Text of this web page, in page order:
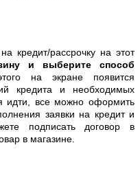
кредит/рассрочку на этот
и выберите способ
на экране появится
кредита и необходимых
идти, все можно оформить
заявки на кредит и
подписать договор в
в магазине.